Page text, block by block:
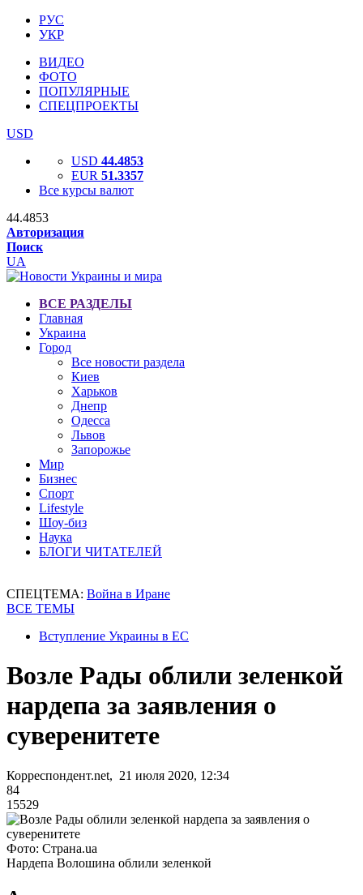
РУС
УКР
ВИДЕО
ФОТО
ПОПУЛЯРНЫЕ
СПЕЦПРОЕКТЫ
USD
USD 44.4853
EUR 51.3357
Все курсы валют
44.4853
Авторизация
Поиск
UA
ВСЕ РАЗДЕЛЫ
Главная
Украина
Город
Все новости раздела
Киев
Харьков
Днепр
Одесса
Львов
Запорожье
Мир
Бизнес
Спорт
Lifestyle
Шоу-биз
Наука
БЛОГИ ЧИТАТЕЛЕЙ
СПЕЦТЕМА: Война в Иране
ВСЕ ТЕМЫ
Вступление Украины в ЕС
Возле Рады облили зеленкой
нардепа за заявления о
суверенитете
Корреспондент.net, 21 июля 2020, 12:34
84
15529
Фото: Страна.ua
Нардепа Волошина облили зеленкой